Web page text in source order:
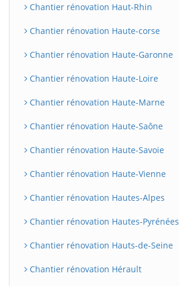
Chantier rénovation Haut-Rhin
Chantier rénovation Haute-corse
Chantier rénovation Haute-Garonne
Chantier rénovation Haute-Loire
Chantier rénovation Haute-Marne
Chantier rénovation Haute-Saône
Chantier rénovation Haute-Savoie
Chantier rénovation Haute-Vienne
Chantier rénovation Hautes-Alpes
Chantier rénovation Hautes-Pyrénées
Chantier rénovation Hauts-de-Seine
Chantier rénovation Hérault